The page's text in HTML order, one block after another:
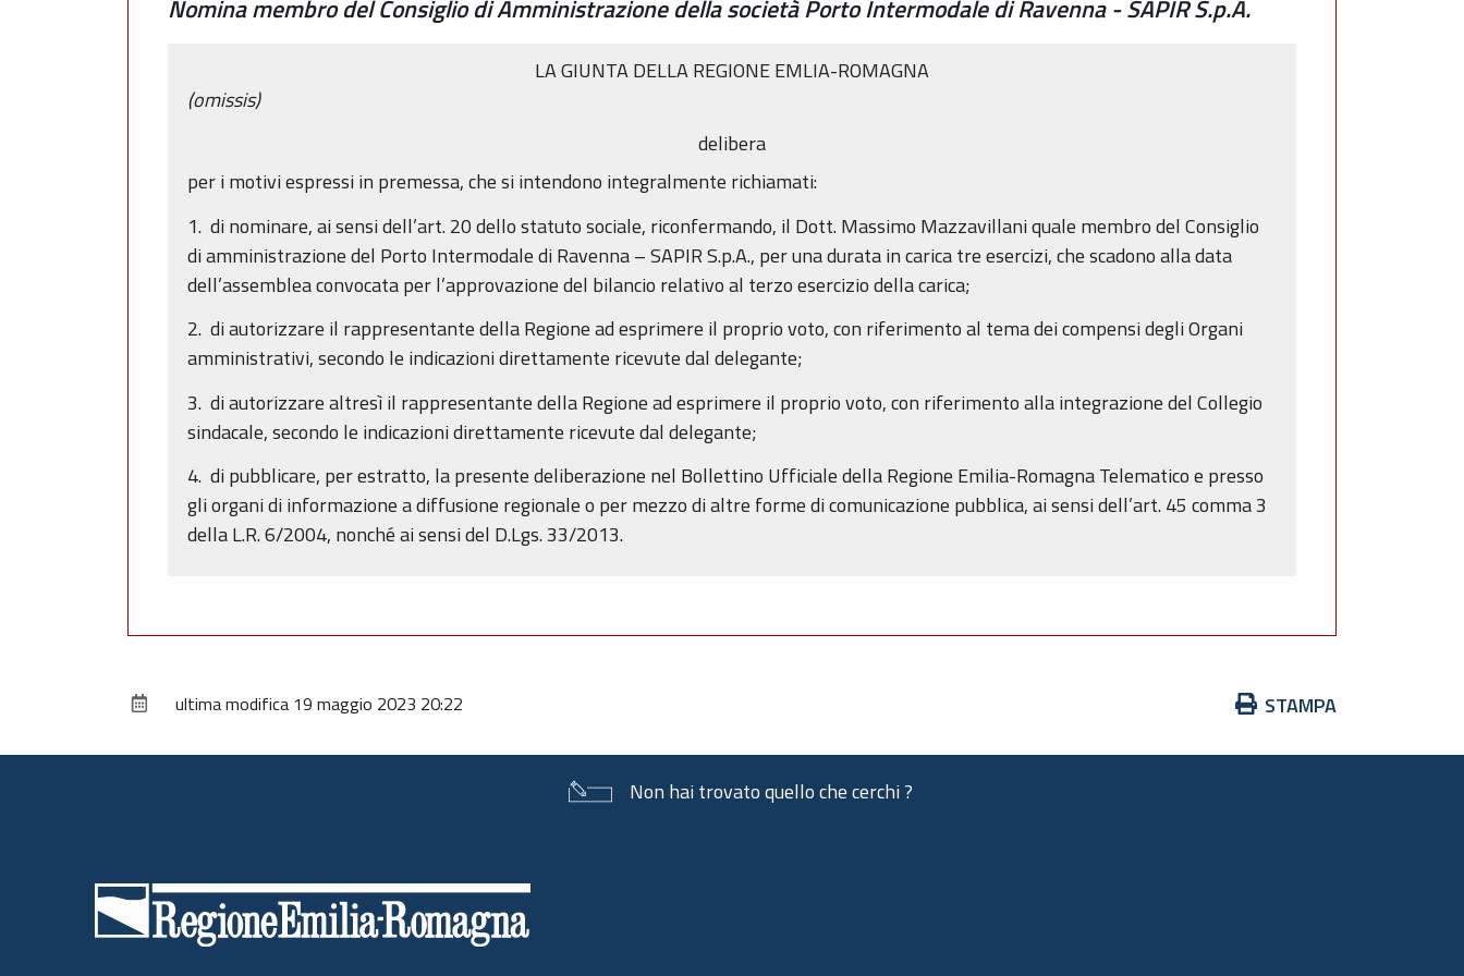
Nomina membro del Consiglio di Amministrazione della società Porto Intermodale di Ravenna - SAPIR S.p.A.
LA GIUNTA DELLA REGIONE EMLIA-ROMAGNA
(omissis)
delibera
per i motivi espressi in premessa, che si intendono integralmente richiamati:
1. di nominare, ai sensi dell’art. 20 dello statuto sociale, riconfermando, il Dott. Massimo Mazzavillani quale membro del Consiglio
di amministrazione del Porto Intermodale di Ravenna – SAPIR S.p.A., per una durata in carica tre esercizi, che scadono alla data
dell’assemblea convocata per l’approvazione del bilancio relativo al terzo esercizio della carica;
2. di autorizzare il rappresentante della Regione ad esprimere il proprio voto, con riferimento al tema dei compensi degli Organi
amministrativi, secondo le indicazioni direttamente ricevute dal delegante;
3. di autorizzare altresì il rappresentante della Regione ad esprimere il proprio voto, con riferimento alla integrazione del Collegio
sindacale, secondo le indicazioni direttamente ricevute dal delegante;
4. di pubblicare, per estratto, la presente deliberazione nel Bollettino Ufficiale della Regione Emilia-Romagna Telematico e presso
gli organi di informazione a diffusione regionale o per mezzo di altre forme di comunicazione pubblica, ai sensi dell’art. 45 comma 3
della L.R. 6/2004, nonché ai sensi del D.Lgs. 33/2013.
Azioni
documento
STAMPA
ultima modifica 19 maggio 2023 20:22
Non hai trovato quello che cerchi ?